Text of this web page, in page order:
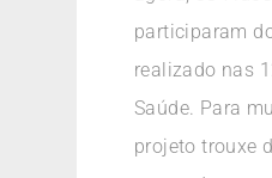
participaram
realizado nas
Saúde. Para
projeto trouxe